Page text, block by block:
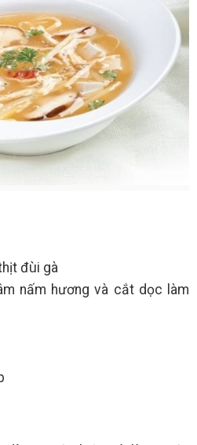
đùi gà
nấm hương và cắt dọc làm